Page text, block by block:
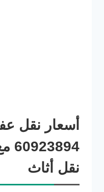
أسعار نقل
نقل أثاث